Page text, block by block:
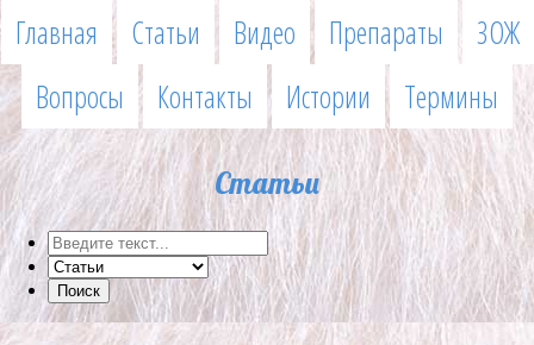
Главная Статьи Видео Препараты
ЗОЖ
Вопросы
Контакты Истории Термины
Статьи